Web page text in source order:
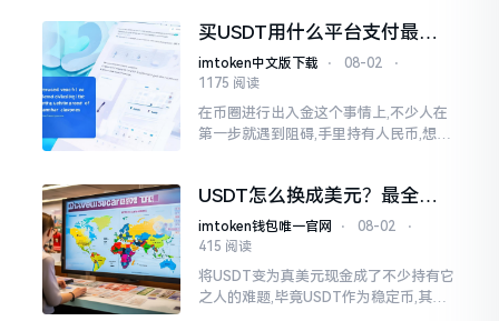
买USDT用什么平台支付最方
便
imtoken中文版下载 ⋅ 08-02
⋅
1175 阅读
在币圈进行出入金这个事情上,不少人在
第一步就遇到阻碍,手里持有人民币,想要
付宝偶尔可以使用
USDT怎么换成美元？最全换
汇指南
imtoken钱包唯一官网 ⋅ 08-02
⋅
415 阅读
将USDT变为真美元现金成了不少持有它
之人的难题,毕竟USDT作为稳定币,其价